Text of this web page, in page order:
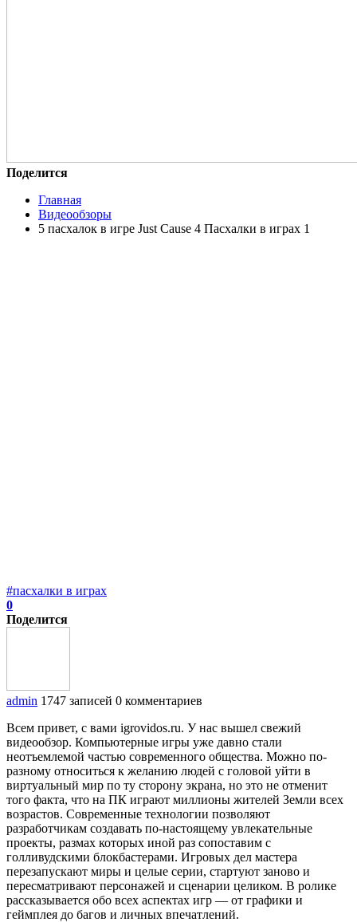
Поделится
Главная
Видеообзоры
5 пасхалок в игре Just Cause 4 Пасхалки в играх 1
#пасхалки в играх
0
Поделится
admin 1747 записей 0 комментариев
Всем привет, с вами igrovidos.ru. У нас вышел свежий
видеообзор. Компьютерные игры уже давно стали
неотъемлемой частью современного общества. Можно по-
разному относиться к желанию людей с головой уйти в
виртуальный мир по ту сторону экрана, но это не отменит
того факта, что на ПК играют миллионы жителей Земли всех
возрастов. Современные технологии позволяют
разработчикам создавать по-настоящему увлекательные
проекты, размах которых иной раз сопоставим с
голливудскими блокбастерами. Игровых дел мастера
перезапускают миры и целые серии, стартуют заново и
пересматривают персонажей и сценарии целиком. В ролике
рассказывается обо всех аспектах игр — от графики и
геймплея до багов и личных впечатлений.